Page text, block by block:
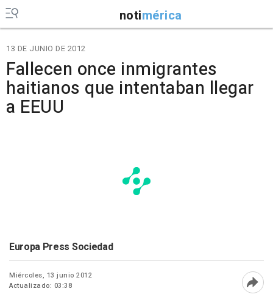
notimérica
13 DE JUNIO DE 2012
Fallecen once inmigrantes
haitianos que intentaban llegar
a EEUU
Europa Press Sociedad
Miércoles, 13 junio 2012
Actualizado: 03:38